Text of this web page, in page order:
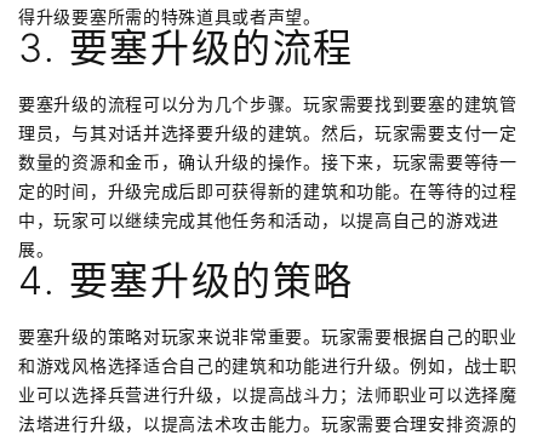
得升级要塞所需的特殊道具或者声望。
3. 要塞升级的流程
要塞升级的流程可以分为几个步骤。玩家需要找到要塞的建筑管
理员，与其对话并选择要升级的建筑。然后，玩家需要支付一定
数量的资源和金币，确认升级的操作。接下来，玩家需要等待一
定的时间，升级完成后即可获得新的建筑和功能。在等待的过程
中，玩家可以继续完成其他任务和活动，以提高自己的游戏进
展。
4. 要塞升级的策略
要塞升级的策略对玩家来说非常重要。玩家需要根据自己的职业
和游戏风格选择适合自己的建筑和功能进行升级。例如，战士职
业可以选择兵营进行升级，以提高战斗力；法师职业可以选择魔
法塔进行升级，以提高法术攻击能力。玩家需要合理安排资源的